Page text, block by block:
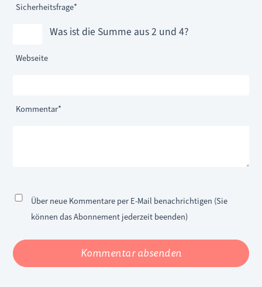
Webseite
Pflichtfeld
Sicherheitsfrage*
Was ist die Summe aus 2 und 4?
Pflichtfeld
Kommentar*
Über neue Kommentare per E-Mail benachrichtigen (Sie
können das Abonnement jederzeit beenden)
Kommentar absenden